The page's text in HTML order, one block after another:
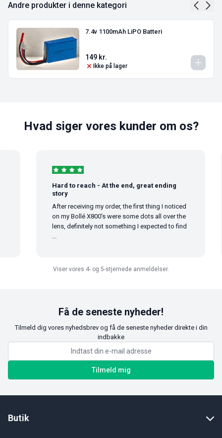
Andre produkter i denne kategori
7.4v 1100mAh LiPO Batteri
149 kr.
Ikke på lager
Hvad siger vores kunder om os?
Hard to reach - At the end, great ending
story
After receiving my order, the first thing I noticed
on my Bollé X800's were some dots all over the
lens, definitely not something I expected to find
Viser vores 4- og 5-stjernede anmeldelser.
Få de seneste nyheder!
Tilmeld dig vores nyhedsbrev og få de seneste nyheder direkte i din
indbakke
Tilmeld mig
Butik